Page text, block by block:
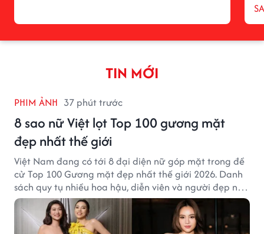
TIN MỚI
PHIM ẢNH 37 phút trước
8 sao nữ Việt lọt Top 100 gương mặt
đẹp nhất thế giới
Việt Nam đang có tới 8 đại diện nữ góp mặt trong đề
cử Top 100 Gương mặt đẹp nhất thế giới 2026. Danh
sách quy tụ nhiều hoa hậu, diễn viên và người đẹp nổi
tiếng của showbiz Việt.